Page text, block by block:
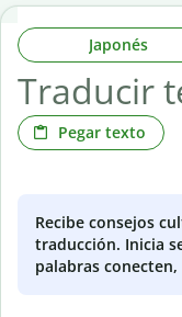
Japonés
Pegar texto
Recibe consejos
traducción. Inicia
palabras